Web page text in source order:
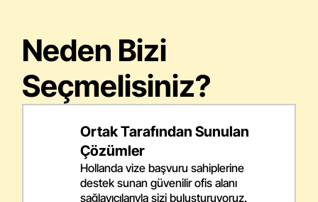
Neden Bizi
Seçmelisiniz?
Ortak Tarafından Sunulan
Çözümler
Hollanda vize başvuru sahiplerine
destek sunan güvenilir ofis alanı
sağlayıcılarıyla sizi buluşturuyoruz.